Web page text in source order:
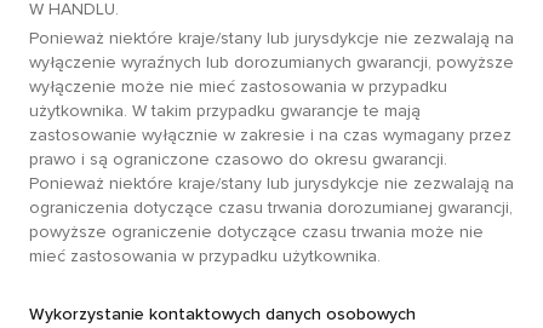
W HANDLU.
Ponieważ niektóre kraje/stany lub jurysdykcje nie zezwalają na
wyłączenie wyraźnych lub dorozumianych gwarancji, powyższe
wyłączenie może nie mieć zastosowania w przypadku
użytkownika. W takim przypadku gwarancje te mają
zastosowanie wyłącznie w zakresie i na czas wymagany przez
prawo i są ograniczone czasowo do okresu gwarancji.
Ponieważ niektóre kraje/stany lub jurysdykcje nie zezwalają na
ograniczenia dotyczące czasu trwania dorozumianej gwarancji,
powyższe ograniczenie dotyczące czasu trwania może nie
mieć zastosowania w przypadku użytkownika.
Wykorzystanie kontaktowych danych osobowych